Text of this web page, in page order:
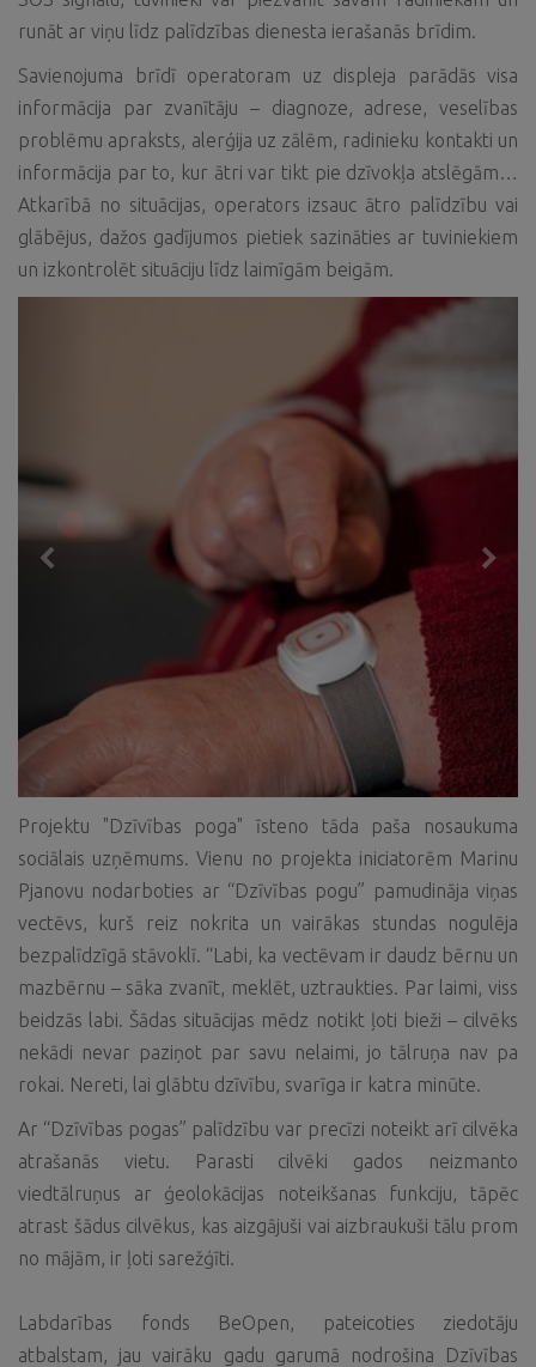
runāt ar viņu līdz palīdzības dienesta ierašanās brīdim.
Savienojuma brīdī operatoram uz displeja parādās visa
informācija par zvanītāju – diagnoze, adrese, veselības
problēmu apraksts, alerģija uz zālēm, radinieku kontakti un
informācija par to, kur ātri var tikt pie dzīvokļa atslēgām…
Atkarībā no situācijas, operators izsauc ātro palīdzību vai
glābējus, dažos gadījumos pietiek sazināties ar tuviniekiem
un izkontrolēt situāciju līdz laimīgām beigām.
Projektu "Dzīvības poga" īsteno tāda paša nosaukuma
sociālais uzņēmums. Vienu no projekta iniciatorēm Marinu
Pjanovu nodarboties ar “Dzīvības pogu” pamudināja viņas
vectēvs, kurš reiz nokrita un vairākas stundas nogulēja
bezpalīdzīgā stāvoklī. “Labi, ka vectēvam ir daudz bērnu un
mazbērnu – sāka zvanīt, meklēt, uztraukties. Par laimi, viss
beidzās labi. Šādas situācijas mēdz notikt ļoti bieži – cilvēks
nekādi nevar paziņot par savu nelaimi, jo tālruņa nav pa
rokai. Nereti, lai glābtu dzīvību, svarīga ir katra minūte.
Ar “Dzīvības pogas” palīdzību var precīzi noteikt arī cilvēka
atrašanās vietu. Parasti cilvēki gados neizmanto
viedtālruņus ar ģeolokācijas noteikšanas funkciju, tāpēc
atrast šādus cilvēkus, kas aizgājuši vai aizbraukuši tālu prom
no mājām, ir ļoti sarežģīti.
Labdarības fonds BeOpen, pateicoties ziedotāju
atbalstam, jau vairāku gadu garumā nodrošina Dzīvības